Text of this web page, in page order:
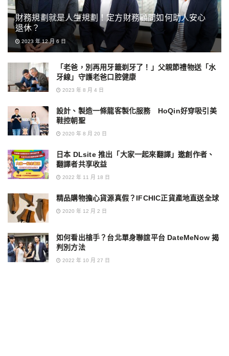
財務規劃就是人生規劃！定方財務顧問如何助人安心
退休？
2023 年 12 月 6 日
「老爸，別再用牙籤剃牙了！」父親節禮物送「水
牙線」守護老爸口腔健康
2023 年 8 月 4 日
設計、製造一條龍客製化服務 HoQin好穿吸引美
鞋控朝聖
2020 年 8 月 20 日
日本 DLsite 推出「大家一起來翻譯」邀創作者、
翻譯者共享收益
2022 年 11 月 18 日
精品購物擔心貨源真假？IFCHIC正貨產地直送全球
2020 年 12 月 2 日
如何看出槍手？台北單身聯誼平台 DateMeNow 揭
判別方法
2022 年 10 月 27 日